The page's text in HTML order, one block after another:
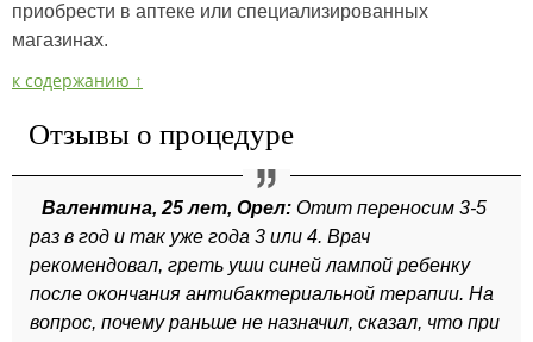
приобрести в аптеке или специализированных
магазинах.
к содержанию ↑
Отзывы о процедуре
Валентина, 25 лет, Орел: Отит переносим 3-5
раз в год и так уже года 3 или 4. Врач
рекомендовал, греть уши синей лампой ребенку
после окончания антибактериальной терапии. На
вопрос, почему раньше не назначил, сказал, что при